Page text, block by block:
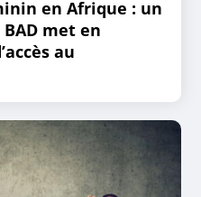
en Afrique : un
met en
au